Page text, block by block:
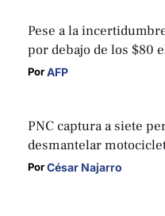
Pese a la
por debajo de los $80
Por AFP
PNC captura a siete
desmantelar
Por César Najarro